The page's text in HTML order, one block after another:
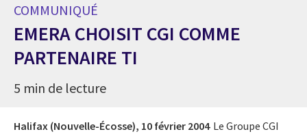
COMMUNIQUÉ
EMERA CHOISIT CGI COMME
PARTENAIRE TI
5 min de lecture
Halifax (Nouvelle-Écosse), 10 février 2004 Le Groupe CGI